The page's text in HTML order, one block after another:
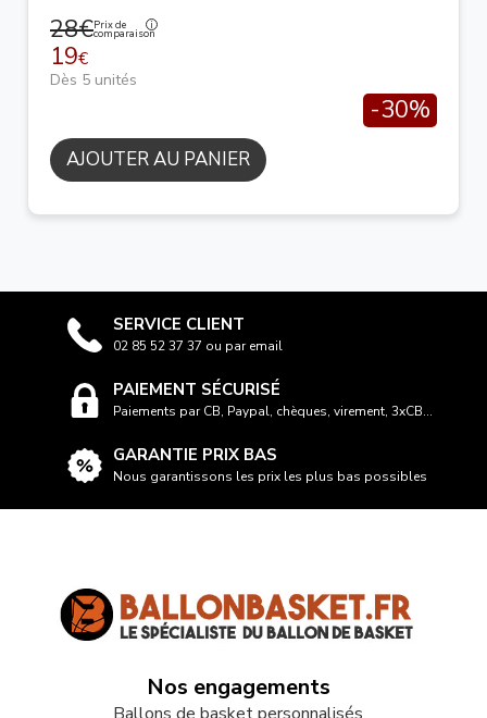
28€Prix de
comparaison
19€
Dès 5 unités
-30%
AJOUTER AU PANIER
SERVICE CLIENT
02 85 52 37 37 ou par email
PAIEMENT SÉCURISÉ
Paiements par CB, Paypal, chèques, virement, 3xCB...
GARANTIE PRIX BAS
Nous garantissons les prix les plus bas possibles
Nos engagements